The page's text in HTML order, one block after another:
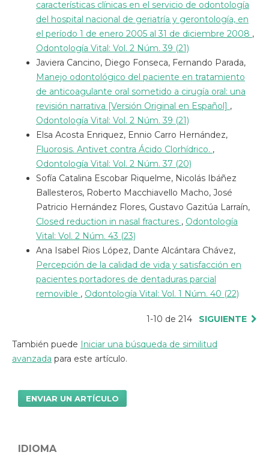
características clínicas en el servicio de odontología
del hospital nacional de geriatría y gerontología, en
el período 1 de enero 2005 al 31 de diciembre 2008 ,
Odontología Vital: Vol. 2 Núm. 39 (21)
Javiera Cancino, Diego Fonseca, Fernando Parada,
Manejo odontológico del paciente en tratamiento
de anticoagulante oral sometido a cirugía oral: una
revisión narrativa [Versión Original en Español] ,
Odontología Vital: Vol. 2 Núm. 39 (21)
Elsa Acosta Enriquez, Ennio Carro Hernández,
Fluorosis. Antivet contra Ácido Clorhídrico. ,
Odontología Vital: Vol. 2 Núm. 37 (20)
Sofía Catalina Escobar Riquelme, Nicolás Ibáñez
Ballesteros, Roberto Macchiavello Macho, José
Patricio Hernández Flores, Gustavo Gazitúa Larraín,
Closed reduction in nasal fractures , Odontología
Vital: Vol. 2 Núm. 43 (23)
Ana Isabel Rios López, Dante Alcántara Chávez,
Percepción de la calidad de vida y satisfacción en
pacientes portadores de dentaduras parcial
removible , Odontología Vital: Vol. 1 Núm. 40 (22)
1-10 de 214 SIGUIENTE
También puede Iniciar una búsqueda de similitud
avanzada para este artículo.
ENVIAR UN ARTÍCULO
IDIOMA